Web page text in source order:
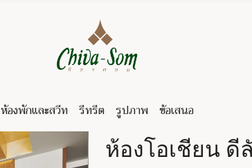
ห้องพักและสวีท รีทรีต รูปภาพ ข้อเสนอ
ห้องโอเชียน ดี